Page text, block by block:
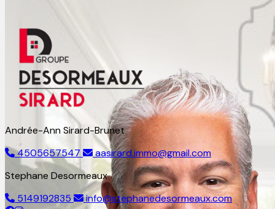
Andrée-Ann Sirard-Brunet
4505657547
aasirard.immo@gmail.com
Stephane Desormeaux
5149192835
info@stephanedesormeaux.com